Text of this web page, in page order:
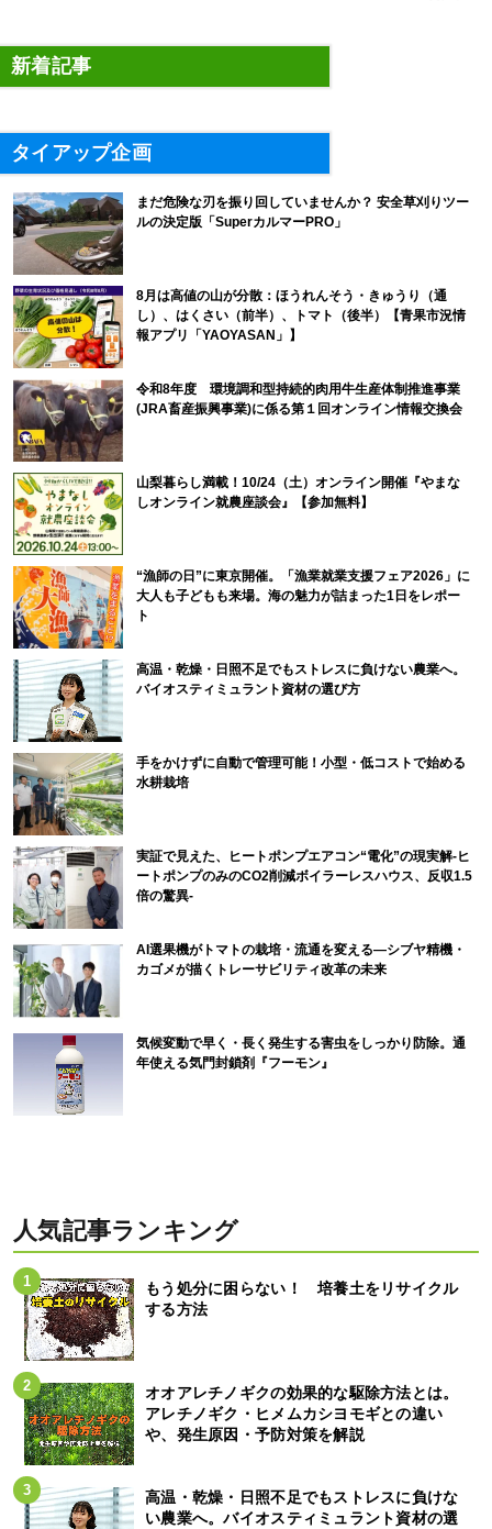
新着記事
タイアップ企画
まだ危険な刃を振り回していませんか？ 安全草刈りツー
ルの決定版「SuperカルマーPRO」
8月は高値の山が分散：ほうれんそう・きゅうり（通
し）、はくさい（前半）、トマト（後半）【青果市況情
報アプリ「YAOYASAN」】
令和8年度 環境調和型持続的肉用牛生産体制推進事業
(JRA畜産振興事業)に係る第１回オンライン情報交換会
山梨暮らし満載！10/24（土）オンライン開催『やまな
しオンライン就農座談会』【参加無料】
“漁師の日”に東京開催。「漁業就業支援フェア2026」に
大人も子どもも来場。海の魅力が詰まった1日をレポー
ト
高温・乾燥・日照不足でもストレスに負けない農業へ。
バイオスティミュラント資材の選び方
手をかけずに自動で管理可能！小型・低コストで始める
水耕栽培
実証で見えた、ヒートポンプエアコン“電化”の現実解-ヒ
ートポンプのみのCO2削減ボイラーレスハウス、反収1.5
倍の驚異-
AI選果機がトマトの栽培・流通を変える―シブヤ精機・
カゴメが描くトレーサビリティ改革の未来
気候変動で早く・長く発生する害虫をしっかり防除。通
年使える気門封鎖剤『フーモン』
人気記事ランキング
もう処分に困らない！ 培養土をリサイクル
する方法
オオアレチノギクの効果的な駆除方法とは。
アレチノギク・ヒメムカシヨモギとの違い
や、発生原因・予防対策を解説
高温・乾燥・日照不足でもストレスに負けな
い農業へ。バイオスティミュラント資材の選